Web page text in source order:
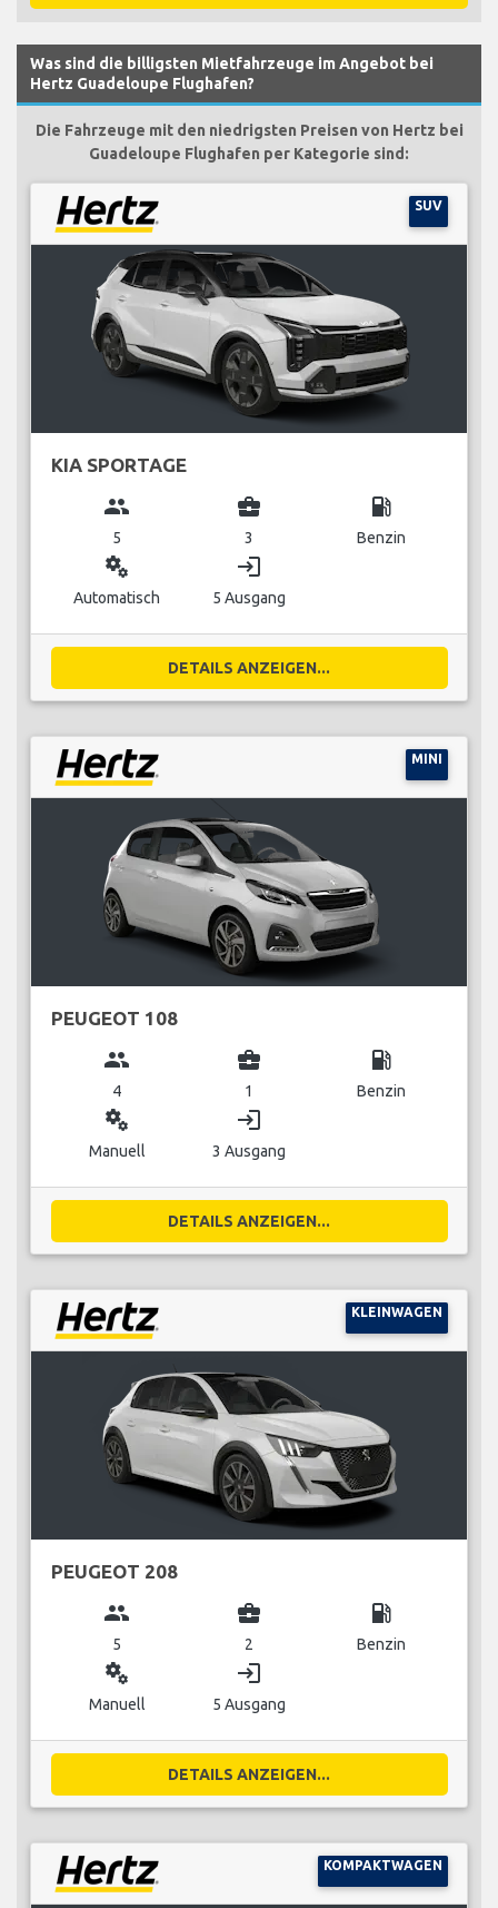
Was sind die billigsten Mietfahrzeuge im Angebot bei
Hertz Guadeloupe Flughafen?
Die Fahrzeuge mit den niedrigsten Preisen von Hertz bei
Guadeloupe Flughafen per Kategorie sind:
SUV
KIA SPORTAGE
group
5
business_center
3
local_gas_station
Benzin
miscellaneous_services
Automatisch
login
5 Ausgang
DETAILS ANZEIGEN...
MINI
PEUGEOT 108
group
4
business_center
1
local_gas_station
Benzin
miscellaneous_services
Manuell
login
3 Ausgang
DETAILS ANZEIGEN...
KLEINWAGEN
PEUGEOT 208
group
5
business_center
2
local_gas_station
Benzin
miscellaneous_services
Manuell
login
5 Ausgang
DETAILS ANZEIGEN...
KOMPAKTWAGEN